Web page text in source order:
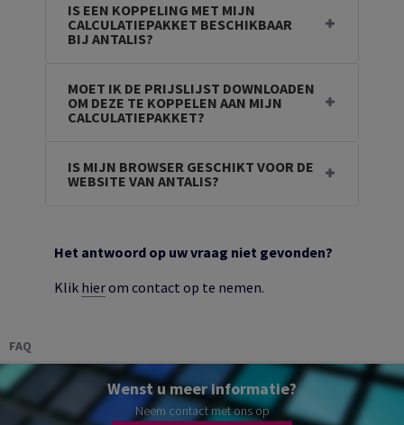
IS EEN KOPPELING MET MIJN
CALCULATIEPAKKET BESCHIKBAAR
BIJ ANTALIS?
MOET IK DE PRIJSLIJST DOWNLOADEN
OM DEZE TE KOPPELEN AAN MIJN
CALCULATIEPAKKET?
IS MIJN BROWSER GESCHIKT VOOR DE
WEBSITE VAN ANTALIS?
Het antwoord op uw vraag niet gevonden?
Klik hierom contact op te nemen.
FAQ
Wenst u meer informatie?
Neem contact met ons op